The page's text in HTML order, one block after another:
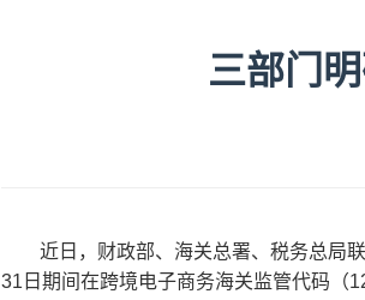
三部门
近日，财政部、海关总署、税务总局
31日期间在跨境电子商务海关监管代码（